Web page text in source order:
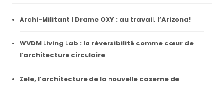
Archi-Militant | Drame OXY : au travail, l’Arizona!
WVDM Living Lab : la réversibilité comme cœur de
l’architecture circulaire
Zele, l’architecture de la nouvelle caserne de